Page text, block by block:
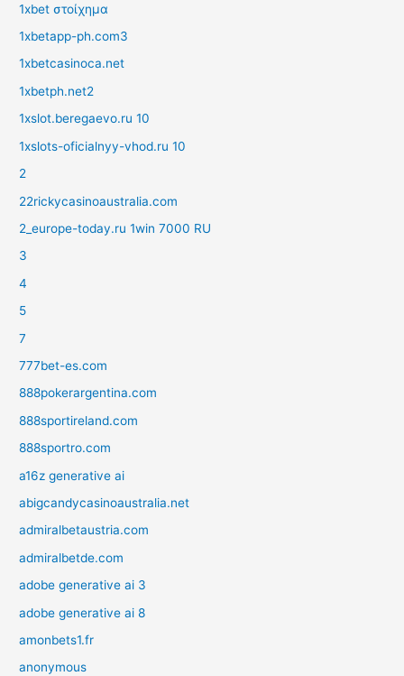
1xbet στοίχημα
1xbetapp-ph.com3
1xbetcasinoca.net
1xbetph.net2
1xslot.beregaevo.ru 10
1xslots-oficialnyy-vhod.ru 10
2
22rickycasinoaustralia.com
2_europe-today.ru 1win 7000 RU
3
4
5
7
777bet-es.com
888pokerargentina.com
888sportireland.com
888sportro.com
a16z generative ai
abigcandycasinoaustralia.net
admiralbetaustria.com
admiralbetde.com
adobe generative ai 3
adobe generative ai 8
amonbets1.fr
anonymous